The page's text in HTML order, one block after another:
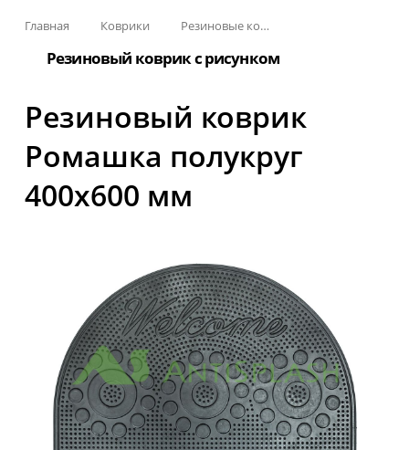
Главная Коврики Резиновые коврики
Резиновый коврик с рисунком
Резиновый коврик
Ромашка полукруг
400х600 мм